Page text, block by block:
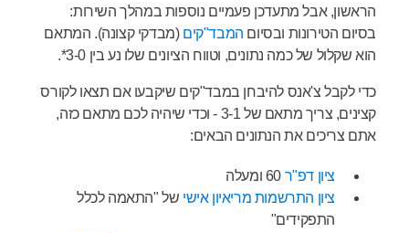
הראשון, אבל מתעדכן פעמיים נוספות במהלך השירות:
בסיום הטירונות ובסיום המבד"קים (מבדקי קצונה). המתאם
הוא שקלול של כמה נתונים, וטווח הציונים שלו נע בין 3-0*.
כדי לקבל צ'אנס להיבחן במבד"קים שיקבעו אם תצאו לקורס
קצינים, צריך מתאם של 3-1 - וכדי שיהיה לכם מתאם כזה,
אתם צריכים את הנתונים הבאים:
ציון דפ"ר 60 ומעלה
ציון התרשמות מריאיון אישי של "התאמה לכלל
התפקידים"